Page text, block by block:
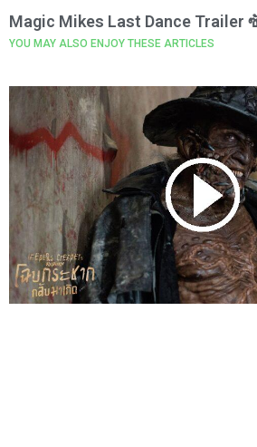
Magic Mikes Last Dance Trailer
YOU MAY ALSO ENJOY THESE ARTICLES